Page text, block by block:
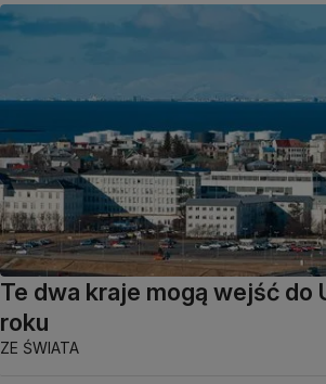
Te dwa kraje mogą wejść do
roku
ZE ŚWIATA